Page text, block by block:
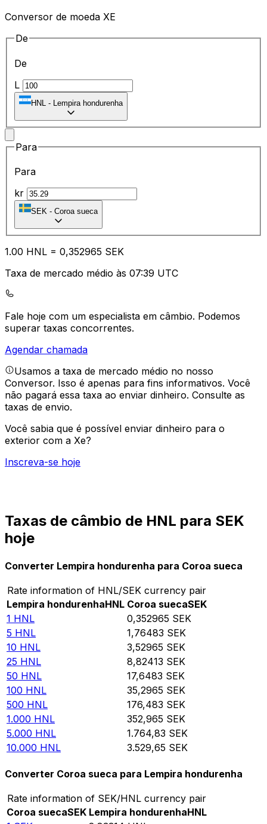
Conversor de moeda XE
De
De
L
HNL - Lempira hondurenha
Para
Para
kr
SEK - Coroa sueca
1.00 HNL = 0,352965 SEK
Taxa de mercado médio às 07:39 UTC
Fale hoje com um especialista em câmbio. Podemos
superar taxas concorrentes.
Agendar chamada
Usamos a taxa de mercado médio no nosso
Conversor. Isso é apenas para fins informativos. Você
não pagará essa taxa ao enviar dinheiro. Consulte as
taxas de envio.
Você sabia que é possível enviar dinheiro para o
exterior com a Xe?
Inscreva-se hoje
Taxas de câmbio de HNL para SEK
hoje
Converter Lempira hondurenha para Coroa sueca
Rate information of HNL/SEK currency pair
Lempira hondurenhaHNL Coroa suecaSEK
1 HNL 0,352965 SEK
5 HNL 1,76483 SEK
10 HNL 3,52965 SEK
25 HNL 8,82413 SEK
50 HNL 17,6483 SEK
100 HNL 35,2965 SEK
500 HNL 176,483 SEK
1.000 HNL 352,965 SEK
5.000 HNL 1.764,83 SEK
10.000 HNL 3.529,65 SEK
Converter Coroa sueca para Lempira hondurenha
Rate information of SEK/HNL currency pair
Coroa suecaSEK Lempira hondurenhaHNL